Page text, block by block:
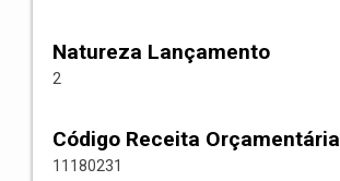
Natureza Lançamento
2
Código Receita Orçamentária
11180231